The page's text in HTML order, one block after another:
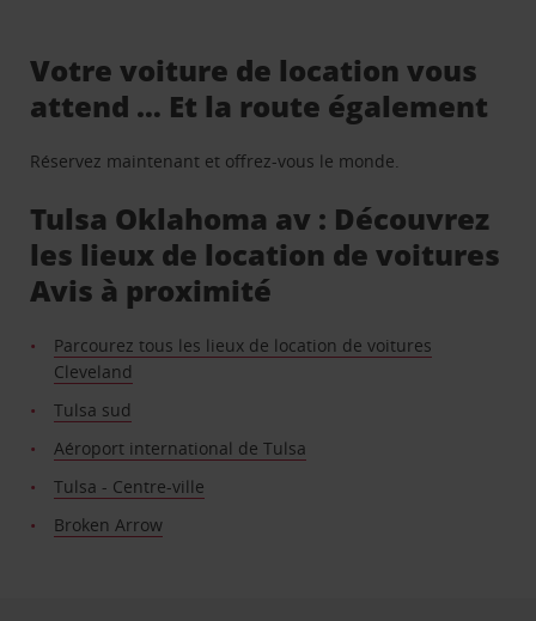
Votre voiture de location vous
attend … Et la route également
Réservez maintenant et offrez-vous le monde.
Tulsa Oklahoma av : Découvrez
les lieux de location de voitures
Avis à proximité
Parcourez tous les lieux de location de voitures
Cleveland
Tulsa sud
Aéroport international de Tulsa
Tulsa - Centre-ville
Broken Arrow